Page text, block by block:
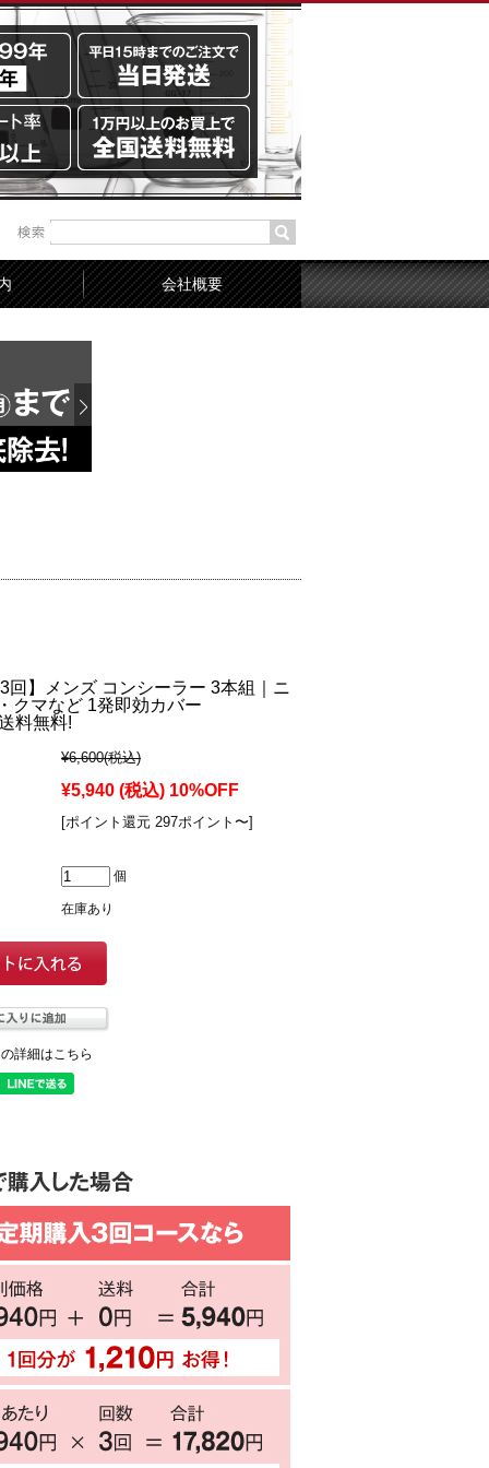
会社概要
回】メンズ コンシーラー 3本組｜ニ
クマなど 1発即効カバー
料無料!
¥6,600(税込)
¥5,940 (税込) 10%OFF
[ポイント還元 297ポイント〜]
個
在庫あり
詳細はこちら